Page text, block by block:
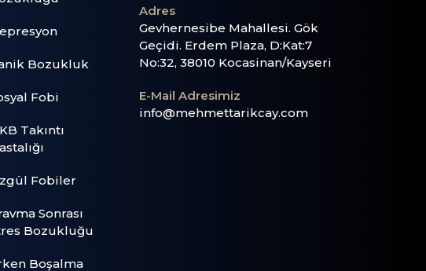
Bozukluk
Fobi
Takıntı
Fobiler
Sonrası
Bozukluğu
Boşalma
Adres
Gevhernesibe Mahallesi. Gök
Geçidi. Erdem Plaza, D:Kat:7
No:32, 38010 Kocasinan/Kayseri
E-Mail Adresimiz
info@mehmettarikcay.com